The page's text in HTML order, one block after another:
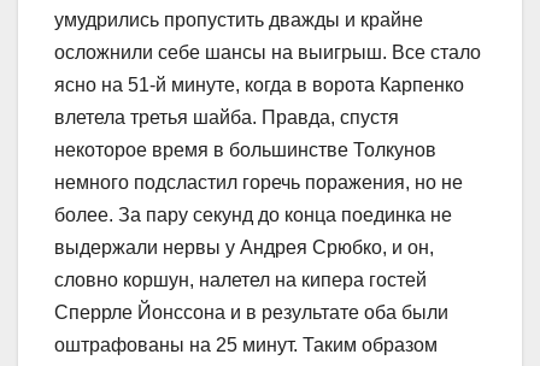
умудрились пропустить дважды и крайне
осложнили себе шансы на выигрыш. Все стало
ясно на 51-й минуте, когда в ворота Карпенко
влетела третья шайба. Правда, спустя
некоторое время в большинстве Толкунов
немного подсластил горечь поражения, но не
более. За пару секунд до конца поединка не
выдержали нервы у Андрея Срюбко, и он,
словно коршун, налетел на кипера гостей
Сперрле Йонссона и в результате оба были
оштрафованы на 25 минут. Таким образом